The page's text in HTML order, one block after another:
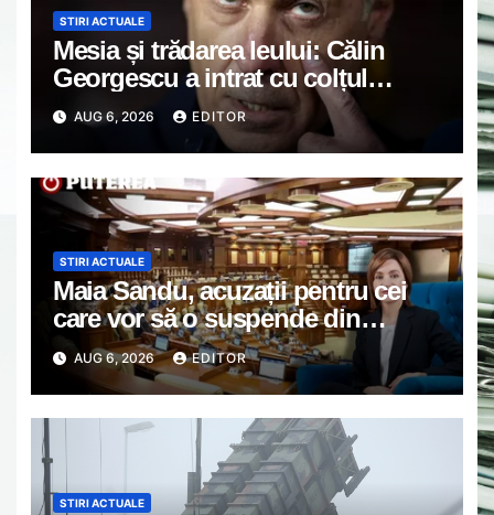
STIRI ACTUALE
Mesia și trădarea leului: Călin
Georgescu a intrat cu colțul
capului în politica monetară
AUG 6, 2026 EDITOR
STIRI ACTUALE
Maia Sandu, acuzații pentru cei
care vor să o suspende din
funcție. Președinta spune că
inițiativa e coordonată de Rusia
AUG 6, 2026 EDITOR
STIRI ACTUALE